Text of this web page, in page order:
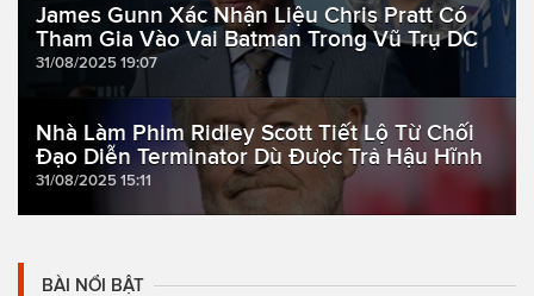
James Gunn Xác Nhận Liệu Chris Pratt Có
Tham Gia Vào Vai Batman Trong Vũ Trụ DC
31/08/2025 19:07
Nhà Làm Phim Ridley Scott Tiết Lộ Từ Chối
Đạo Diễn Terminator Dù Được Trả Hậu Hĩnh
31/08/2025 15:11
BÀI NỔI BẬT